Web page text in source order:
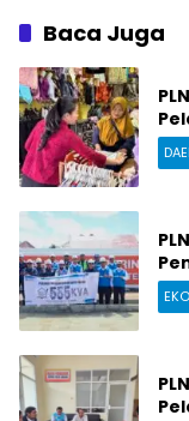
Baca Juga